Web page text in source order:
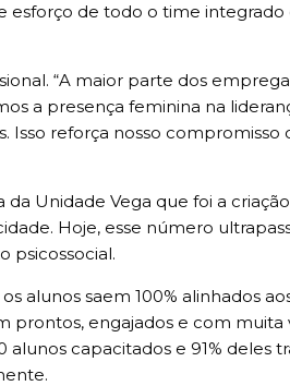
de todo o time integrado
“A maior parte dos
a presença feminina na
reforça nosso compromisso
Unidade Vega que foi a
Hoje, esse número
psicossocial.
alunos saem 100% alinhados
engajados e com muita
capacitados e 91% deles